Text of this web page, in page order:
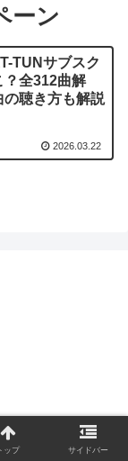
ーン
TUNサブスク
？全312曲解
の聴き方も解説
2026.03.22
ップ サイドバー